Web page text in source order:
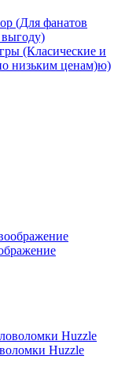
(Для фанатов
(Класические и
низьким ценам)ю)
Huzzle